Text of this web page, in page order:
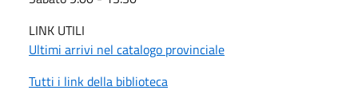
LINK UTILI
Ultimi arrivi nel catalogo provinciale
Tutti i link della biblioteca